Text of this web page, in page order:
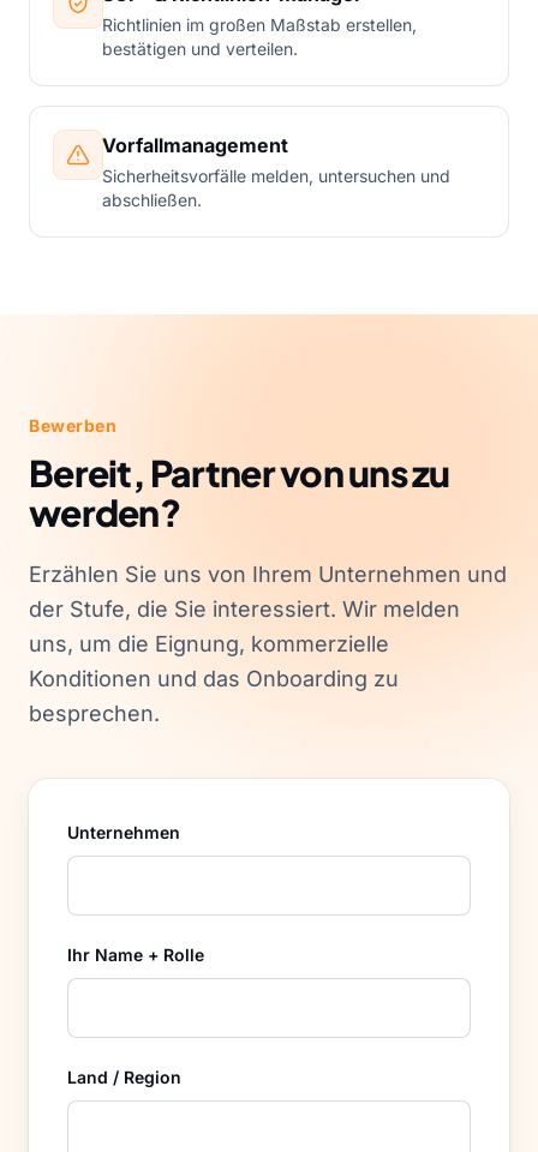
Richtlinien im großen Maßstab erstellen,
bestätigen und verteilen.
Vorfallmanagement
Sicherheitsvorfälle melden, untersuchen und
abschließen.
Bewerben
Bereit, Partner von uns zu
werden?
Erzählen Sie uns von Ihrem Unternehmen und
der Stufe, die Sie interessiert. Wir melden
uns, um die Eignung, kommerzielle
Konditionen und das Onboarding zu
besprechen.
Unternehmen
Ihr Name + Rolle
Land / Region